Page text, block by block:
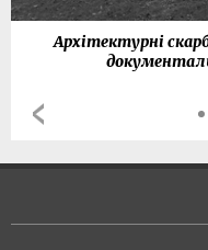
Архітектурні